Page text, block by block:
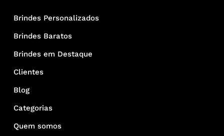
Brindes Personalizados
Brindes Baratos
Brindes em Destaque
Clientes
Blog
Categorias
Quem somos